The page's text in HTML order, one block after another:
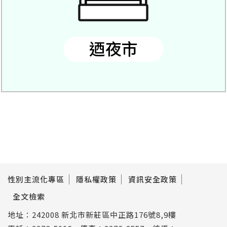
迺夜市
性別主流化專區 隱私權政策
資訊安全政策
全文檢索
地址：242008 新北市新莊區中正路176號8,9樓